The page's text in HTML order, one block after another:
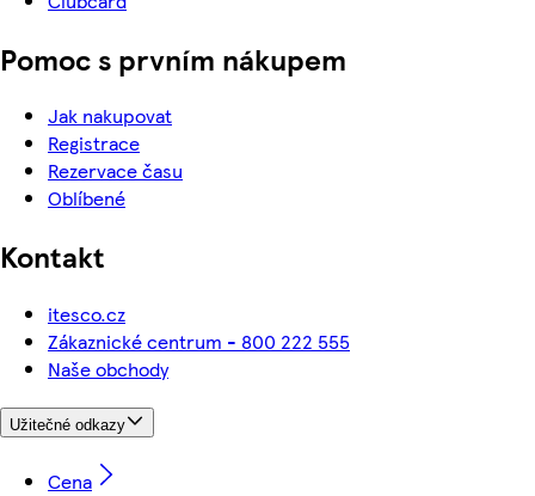
Pomoc s prvním nákupem
Jak nakupovat
Registrace
Rezervace času
Oblíbené
Kontakt
itesco.cz
Zákaznické centrum - 800 222 555
Naše obchody
Užitečné odkazy
Cena